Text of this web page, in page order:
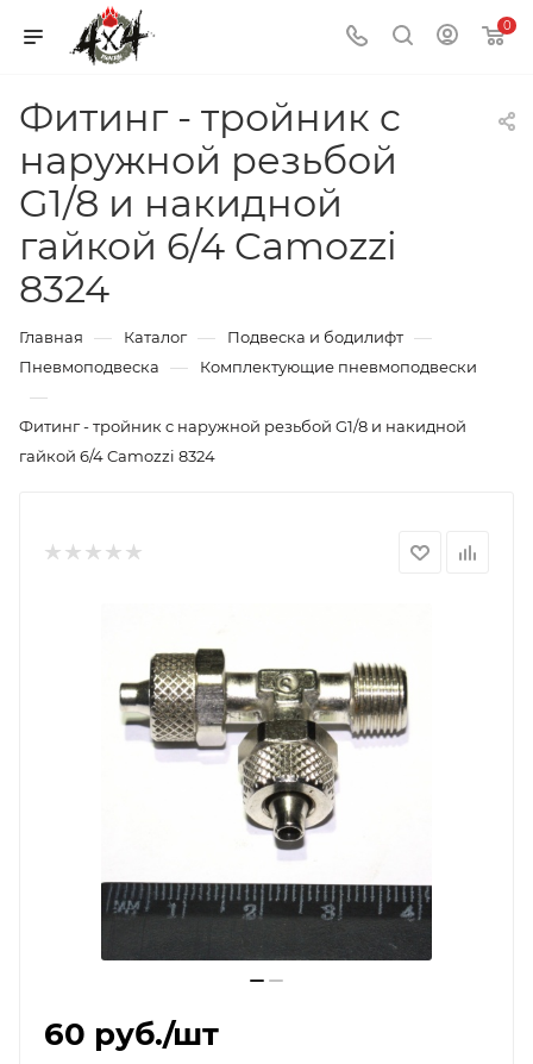
0
Фитинг - тройник c
наружной резьбой
G1/8 и накидной
гайкой 6/4 Camozzi
8324
Главная — Каталог — Подвеска и бодилифт —
Пневмоподвеска — Комплектующие пневмоподвески
—
Фитинг - тройник c наружной резьбой G1/8 и накидной
гайкой 6/4 Camozzi 8324
60 руб./шт